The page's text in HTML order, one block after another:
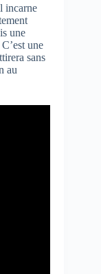
incarne
une
une
sans
au